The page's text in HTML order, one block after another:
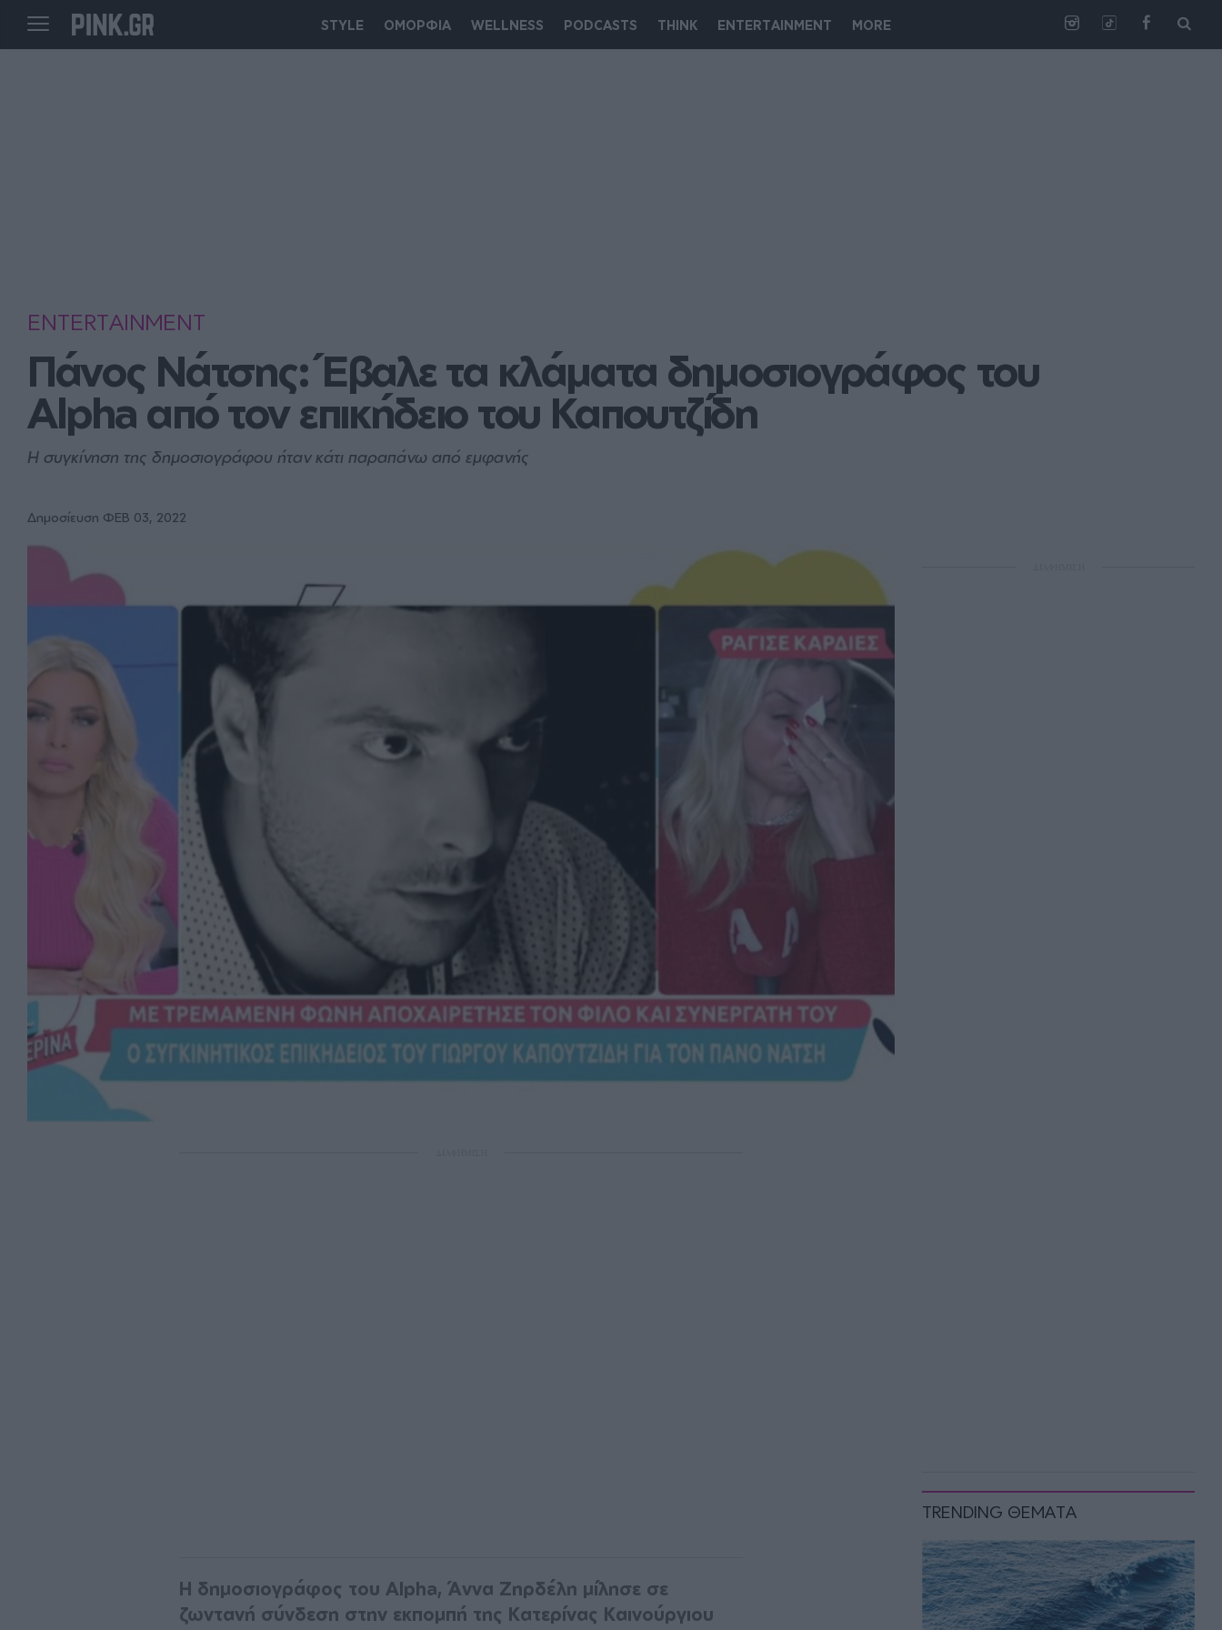
STYLE ΟΜΟΡΦΙΑ WELLNESS PODCASTS THINK ENTERTAINMENT MORE
ENTERTAINMENT
Πάνος Νάτσης: Έβαλε τα κλάματα δημοσιογράφος του
Alpha από τον επικήδειο του Καπουτζίδη
Η συγκίνηση της δημοσιογράφου ήταν κάτι παραπάνω από εμφανής
Δημοσίευση ΦΕΒ 03, 2022
TRENDING ΘΕΜΑΤΑ
Η δημοσιογράφος του Alpha, Άννα Ζηρδέλη μίλησε σε
ζωντανή σύνδεση στην εκπομπή της Κατερίνας Καινούργιου